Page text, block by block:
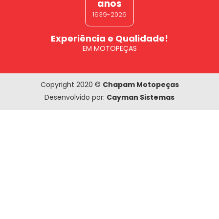
anos
1939-2026
Experiência e Qualidade!
EM MOTOPEÇAS
Copyright 2020 © Chapam Motopeças
Desenvolvido por: Cayman Sistemas